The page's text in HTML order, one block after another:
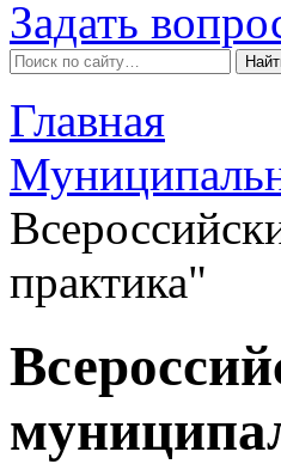
Задать
Главная
практика"